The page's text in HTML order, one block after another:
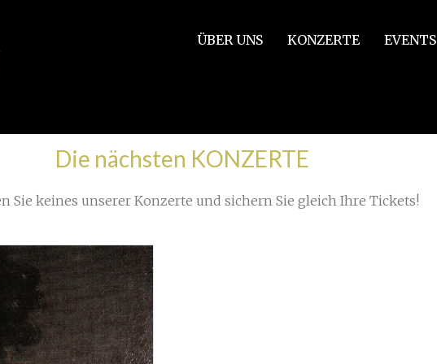
ÜBER UNS KONZERTE EVENTS
unserer Konzertreise
Die nächsten KONZERTE
Sie keines unserer Konzerte und sichern Sie gleich Ihre Tickets!